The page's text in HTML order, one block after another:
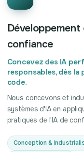
Développement
confiance
Concevez des IA
responsables, dès la
code.
Nous concevons et
systèmes d'IA en
pratiques de l'IA de
Conception &